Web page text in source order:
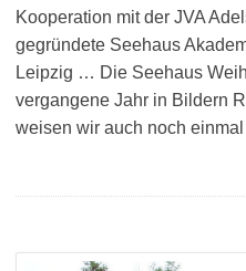
Kooperation mit der JVA
gegründete Seehaus
Leipzig … Die Seehaus
vergangene Jahr in Bildern
weisen wir auch noch